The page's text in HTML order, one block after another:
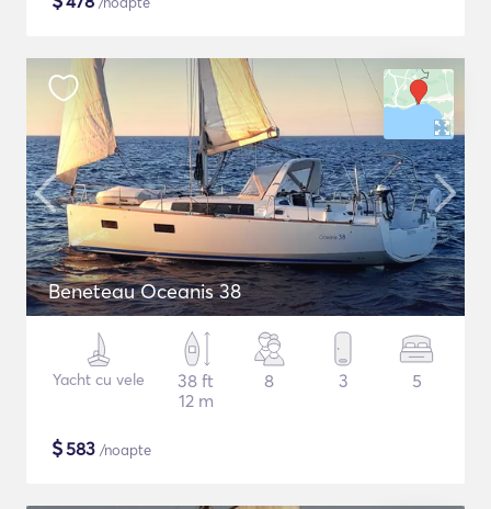
Beneteau Oceanis 38
Yacht cu vele
38 ft
12 m
8 3 5
$583 /noapte